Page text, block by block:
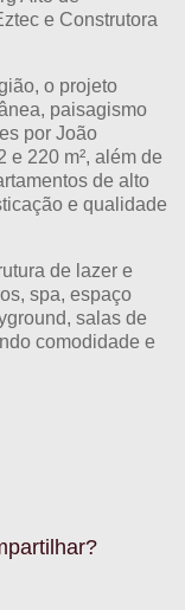
e Construtora
o projeto
paisagismo
por João
e 220 m², além de
de alto
e qualidade
de lazer e
spa, espaço
salas de
comodidade e